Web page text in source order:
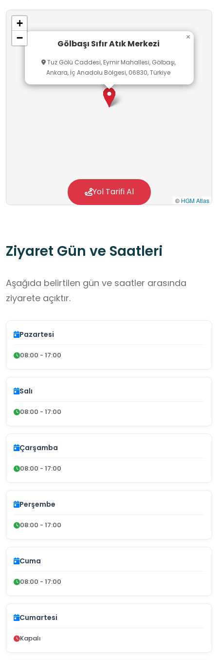
kazandırılır; taş boyama gibi etkinliklerle
öğrenme pekiştirilir. Amaç atıkları “milli servet”
olarak görerek, merkezin hem doğa hem
çocukların daha bilinçli bireyler olarak yetişmesi
için bu çalışmaları sürdürmektir.
Gölbaşı Sıfır Atık Merkezi
Tuz Gölü Caddesi, Eymir Mahallesi, Gölbaşı,
Ankara, İç Anadolu Bölgesi, 06830, Türkiye
×
+
−
© HGM Atlas
Yol Tarifi Al
Ziyaret Gün ve Saatleri
Aşağıda belirtilen gün ve saatler arasında
ziyarete açıktır.
Pazartesi
08:00 - 17:00
Salı
08:00 - 17:00
Çarşamba
08:00 - 17:00
Perşembe
08:00 - 17:00
Cuma
08:00 - 17:00
Cumartesi
Kapalı